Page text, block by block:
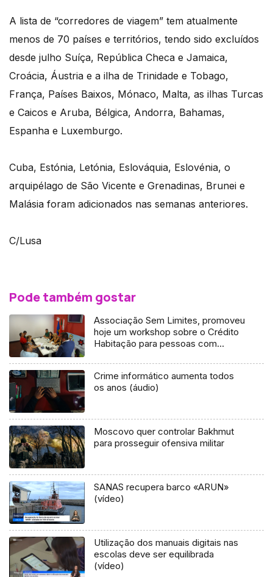
A lista de “corredores de viagem” tem atualmente
menos de 70 países e territórios, tendo sido excluídos
desde julho Suíça, República Checa e Jamaica,
Croácia, Áustria e a ilha de Trinidade e Tobago,
França, Países Baixos, Mónaco, Malta, as ilhas Turcas
e Caicos e Aruba, Bélgica, Andorra, Bahamas,
Espanha e Luxemburgo.
Cuba, Estónia, Letónia, Eslováquia, Eslovénia, o
arquipélago de São Vicente e Grenadinas, Brunei e
Malásia foram adicionados nas semanas anteriores.
C/Lusa
Pode também gostar
Associação Sem Limites, promoveu
hoje um workshop sobre o Crédito
Habitação para pessoas com
Crime informático aumenta todos
os anos (áudio)
Moscovo quer controlar Bakhmut
para prosseguir ofensiva militar
SANAS recupera barco «ARUN»
(vídeo)
Utilização dos manuais digitais nas
escolas deve ser equilibrada
(vídeo)